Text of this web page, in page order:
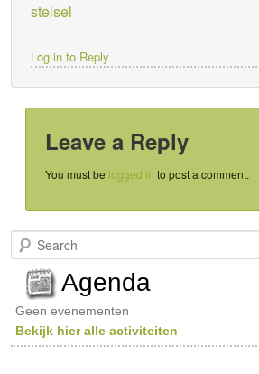
stelsel
Log in to Reply
Leave a Reply
You must be logged in to post a comment.
e
c
h
Agenda
Geen evenementen
Bekijk hier alle activiteiten